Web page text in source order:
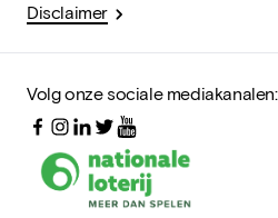
Disclaimer
Volg onze sociale mediakanalen: